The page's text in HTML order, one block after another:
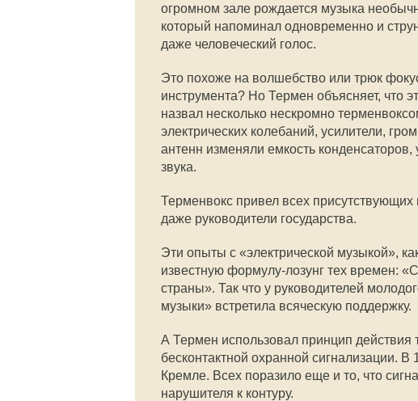
огромном зале рождается музыка
который напоминал одновременно и
даже человеческий голос.
Это похоже на волшебство или трюк
инструмента? Но Термен объясняет, что
назвал несколько нескромно
электрических колебаний, усилители,
антенн изменяли емкость
звука.
Терменвокс привел всех
даже руководители государства.
Эти опыты с «электрической музыкой»,
известную формулу-лозунг тех времен:
страны». Так что у руководителей
музыки» встретила всяческую поддержку.
А Термен использовал принцип действия
бесконтактной охранной сигнализации.
Кремле. Всех поразило еще и то, что
нарушителя к контуру.